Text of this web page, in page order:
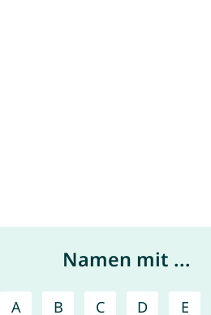
Namen mit ...
A B C D E